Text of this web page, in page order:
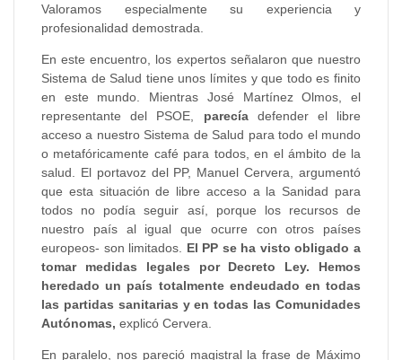
Valoramos especialmente su experiencia y
profesionalidad demostrada.
En este encuentro, los expertos señalaron que nuestro
Sistema de Salud tiene unos límites y que todo es finito
en este mundo. Mientras José Martínez Olmos, el
representante del PSOE, parecíadefender el libre
acceso a nuestro Sistema de Salud para todo el mundo
o metafóricamente café para todos, en el ámbito de la
salud. El portavoz del PP, Manuel Cervera, argumentó
que esta situación de libre acceso a la Sanidad para
todos no podía seguir así, porque los recursos de
nuestro país al igual que ocurre con otros países
europeos- son limitados. El PP se ha visto obligado a
tomar medidas legales por Decreto Ley. Hemos
heredado un país totalmente endeudado en todas
las partidas sanitarias y en todas las Comunidades
Autónomas, explicó Cervera.
En paralelo, nos pareció magistral la frase de Máximo